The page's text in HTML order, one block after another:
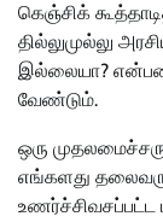
கெஞ்சிக்
தில்லுமுல்லு
இல்லையா?
வேண்டும்.
ஒரு
எங்களது